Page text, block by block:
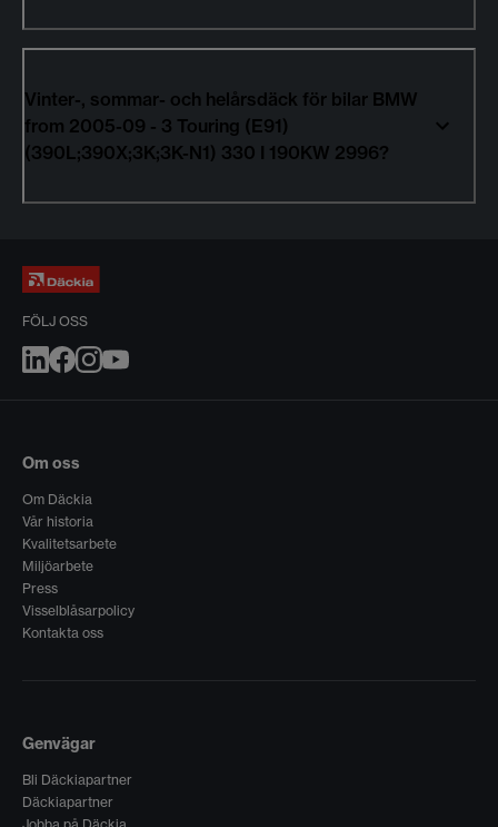
Vinter-, sommar- och helårsdäck för bilar BMW
from 2005-09 - 3 Touring (E91)
(390L;390X;3K;3K-N1) 330 I 190KW 2996?
FÖLJ OSS
Om oss
Om Däckia
Vår historia
Kvalitetsarbete
Miljöarbete
Press
Visselblåsarpolicy
Kontakta oss
Genvägar
Bli Däckiapartner
Däckiapartner